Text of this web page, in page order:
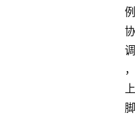
例
协
调
，
上
脚